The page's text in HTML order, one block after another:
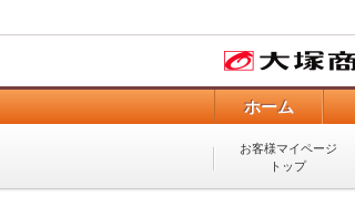
ホーム
お客様マイページ
トップ